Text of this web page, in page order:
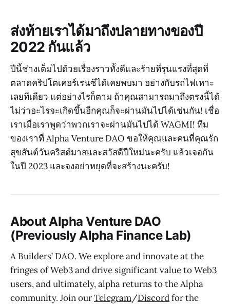
ส่งท้ายเราได้มาถึงปลายทางของปี
2022 กันแล้ว
ปีนี้ช่างเต็มไปด้วยเรื่องราวทั้งดีและร้ายที่รุนแรงที่สุดที่
ตลาดคริปโตเคอร์เรนซีได้เคยพบมา อย่างกับรถไฟเหาะ
เลยทีเดียว แต่อย่างไรก็ตาม ถ้าคุณสามารถมาถึงตรงนี้ได้
ไม่ว่าอะไรจะเกิดขึ้นอีกคุณก็จะผ่านมันไปได้เช่นกัน! เชื่อ
เราเมื่อเราพูดว่าพวกเราจะผ่านมันไปได้ WAGMI! ทีม
ของเราที่ Alpha Venture DAO ขอให้คุณและคนที่คุณรัก
สุขสันต์วันคริสต์มาสและสวัสดีปีใหม่นะครับ แล้วเจอกัน
ในปี 2023 และจงอย่าหยุดที่จะสร้างนะครับ!
About Alpha Venture DAO
(Previously Alpha Finance Lab)
A Builders’ DAO. We explore and innovate at the
fringes of Web3 and drive significant value to Web3
users, and ultimately, alpha returns to the Alpha
community. Join ourTelegram/Discordfor the